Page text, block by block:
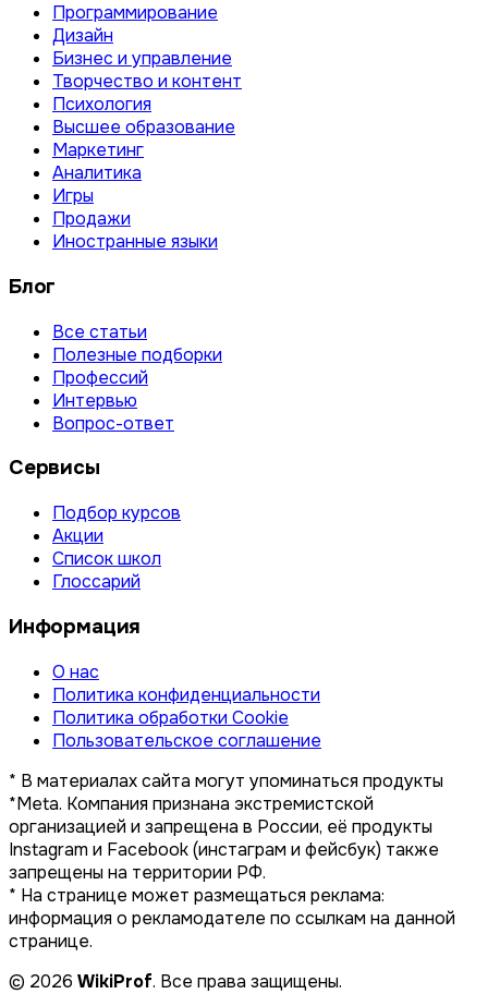
Программирование
Дизайн
Бизнес и управление
Творчество и контент
Психология
Высшее образование
Маркетинг
Аналитика
Игры
Продажи
Иностранные языки
Блог
Все статьи
Полезные подборки
Профессий
Интервью
Вопрос-ответ
Сервисы
Подбор курсов
Акции
Список школ
Глоссарий
Информация
О нас
Политика конфиденциальности
Политика обработки Cookie
Пользовательское соглашение
* В материалах сайта могут упоминаться продукты
*Meta. Компания признана экстремистской
организацией и запрещена в России, её продукты
Instagram и Facebook (инстаграм и фейсбук) также
запрещены на территории РФ.
* На странице может размещаться реклама:
информация о рекламодателе по ссылкам на данной
странице.
© 2026 WikiProf. Все права защищены.